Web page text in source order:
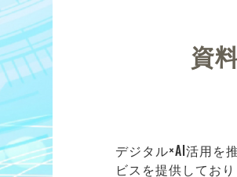
資
デジタル×AI活用を
ビスを提供してお